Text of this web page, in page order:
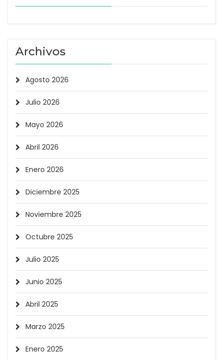
Archivos
Agosto 2026
Julio 2026
Mayo 2026
Abril 2026
Enero 2026
Diciembre 2025
Noviembre 2025
Octubre 2025
Julio 2025
Junio 2025
Abril 2025
Marzo 2025
Enero 2025